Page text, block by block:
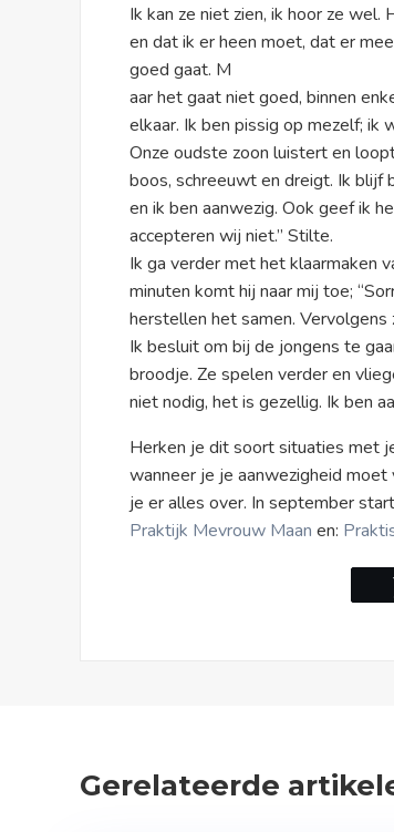
Ik kan ze niet zien, ik hoor ze wel.
en dat ik er heen moet, dat er
goed gaat. M
aar het gaat niet goed, binnen
elkaar. Ik ben pissig op mezelf; ik
Onze oudste zoon luistert en
boos, schreeuwt en dreigt. Ik blijf
en ik ben aanwezig. Ook geef ik
accepteren wij niet.” Stilte.
Ik ga verder met het klaarmaken
minuten komt hij naar mij toe;
herstellen het samen. Vervolgens
Ik besluit om bij de jongens te
broodje. Ze spelen verder en
niet nodig, het is gezellig. Ik ben
Herken je dit soort situaties met
wanneer je je aanwezigheid moet
je er alles over. In september
Praktijk Mevrouw Maan en:
Gerelateerde